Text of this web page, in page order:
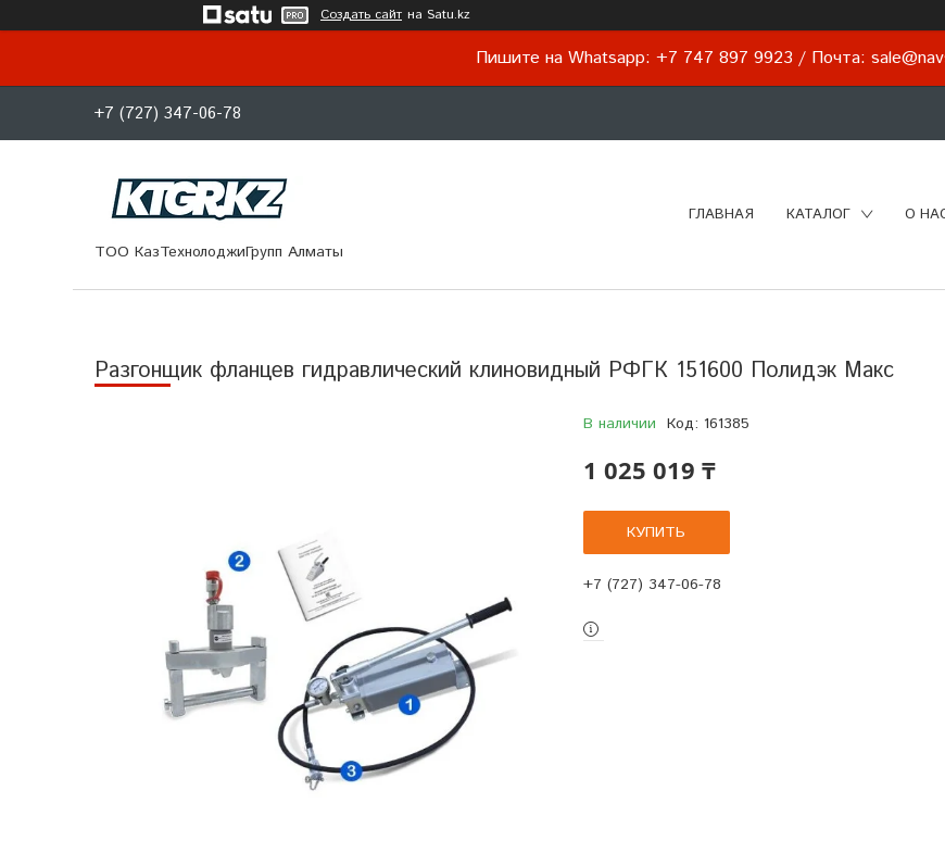
Создать сайт на Satu.kz
Пишите на Whatsapp: +7 747 897 9923 / Почта:
+7 (727) 347-06-78
ТОО КазТехнолоджиГрупп Алматы
ГЛАВНАЯ КАТАЛОГ О
Разгонщик фланцев гидравлический клиновидный РФГК 151600 Полидэк Макс
В наличии Код: 161385
1 025 019 ₸
КУПИТЬ
+7 (727) 347-06-78